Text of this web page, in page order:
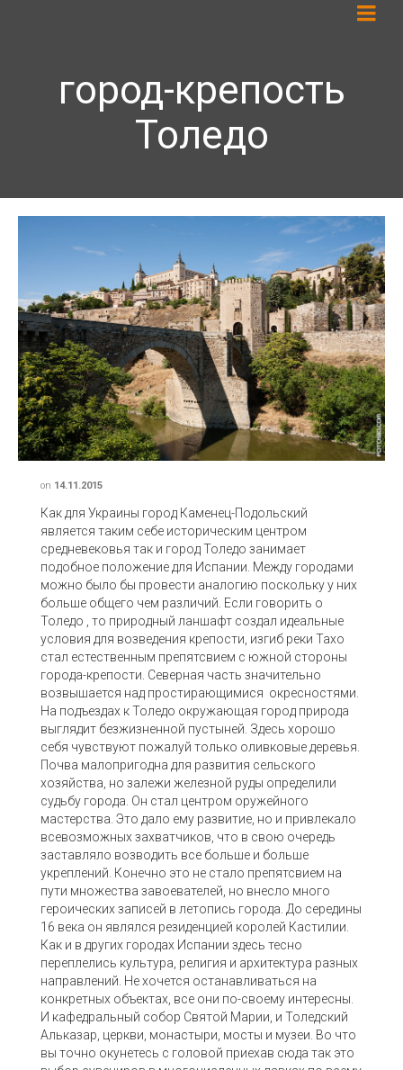
город-крепость
Толедо
on 14.11.2015
Как для Украины город Каменец-Подольский
является таким себе историческим центром
средневековья так и город Толедо занимает
подобное положение для Испании. Между городами
можно было бы провести аналогию поскольку у них
больше общего чем различий. Если говорить о
Толедо , то природный ланшафт создал идеальные
условия для возведения крепости, изгиб реки Тахо
стал естественным препятсвием с южной стороны
города-крепости. Северная часть значительно
возвышается над простирающимися окресностями.
На подъездах к Толедо окружающая город природа
выглядит безжизненной пустыней. Здесь хорошо
себя чувствуют пожалуй только оливковые деревья.
Почва малопригодна для развития сельского
хозяйства, но залежи железной руды определили
судьбу города. Он стал центром оружейного
мастерства. Это дало ему развитие, но и привлекало
всевозможных захватчиков, что в свою очередь
заставляло возводить все больше и больше
укреплений. Конечно это не стало препятсвием на
пути множества завоевателей, но внесло много
героических записей в летопись города. До середины
16 века он являлся резиденцией королей Кастилии.
Как и в других городах Испании здесь тесно
переплелись культура, религия и архитектура разных
направлений. Не хочется останавливаться на
конкретных объектах, все они по-своему интересны.
И кафедральный собор Святой Марии, и Толедский
Альказар, церкви, монастыри, мосты и музеи. Во что
вы точно окунетесь с головой приехав сюда так это